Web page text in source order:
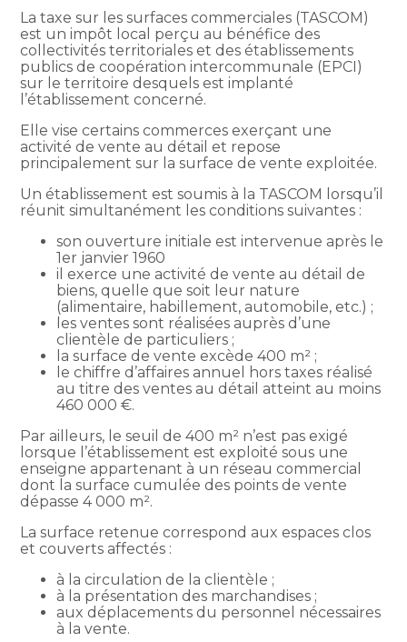
La taxe sur les surfaces commerciales (TASCOM)
est un impôt local perçu au bénéfice des
collectivités territoriales et des établissements
publics de coopération intercommunale (EPCI)
sur le territoire desquels est implanté
l’établissement concerné.
Elle vise certains commerces exerçant une
activité de vente au détail et repose
principalement sur la surface de vente exploitée.
Un établissement est soumis à la TASCOM lorsqu’il
réunit simultanément les conditions suivantes :
son ouverture initiale est intervenue après le
1er janvier 1960
il exerce une activité de vente au détail de
biens, quelle que soit leur nature
(alimentaire, habillement, automobile, etc.) ;
les ventes sont réalisées auprès d’une
clientèle de particuliers ;
la surface de vente excède 400 m² ;
le chiffre d’affaires annuel hors taxes réalisé
au titre des ventes au détail atteint au moins
460 000 €.
Par ailleurs, le seuil de 400 m² n’est pas exigé
lorsque l’établissement est exploité sous une
enseigne appartenant à un réseau commercial
dont la surface cumulée des points de vente
dépasse 4 000 m².
La surface retenue correspond aux espaces clos
et couverts affectés :
à la circulation de la clientèle ;
à la présentation des marchandises ;
aux déplacements du personnel nécessaires
à la vente.